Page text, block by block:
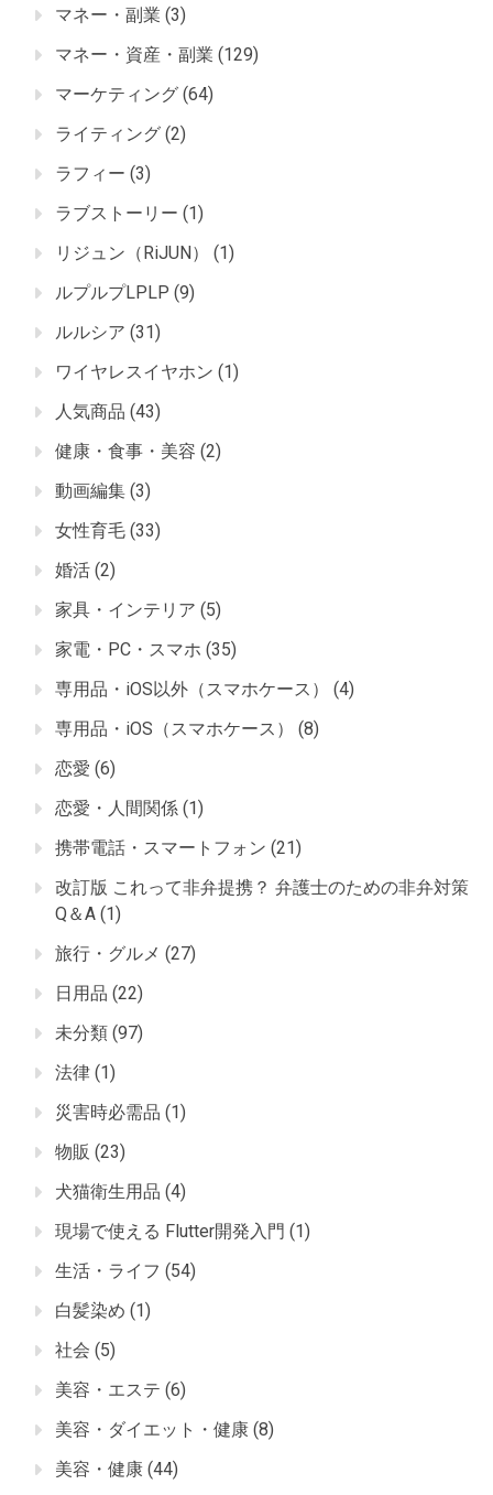
マネー・副業 (3)
マネー・資産・副業 (129)
マーケティング (64)
ライティング (2)
ラフィー (3)
ラブストーリー (1)
リジュン（RiJUN）
(1)
ルプルプLPLP (9)
ルルシア (31)
ワイヤレスイヤホン (1)
人気商品 (43)
健康・食事・美容 (2)
動画編集 (3)
女性育毛 (33)
婚活 (2)
家具・インテリア (5)
家電・PC・スマホ (35)
専用品・iOS以外（スマホケース）
(4)
専用品・iOS（スマホケース）
(8)
恋愛 (6)
恋愛・人間関係 (1)
携帯電話・スマートフォン (21)
改訂版 これって非弁提携？ 弁護士のための非弁対策
Q＆A (1)
旅行・グルメ (27)
日用品 (22)
未分類 (97)
法律 (1)
災害時必需品 (1)
物販 (23)
犬猫衛生用品 (4)
現場で使える Flutter開発入門 (1)
生活・ライフ (54)
白髪染め (1)
社会 (5)
美容・エステ (6)
美容・ダイエット・健康 (8)
美容・健康 (44)